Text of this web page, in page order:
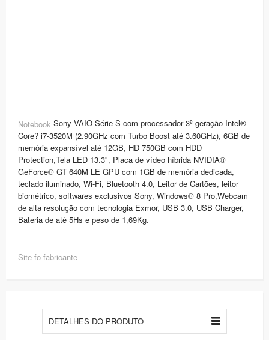
Notebook Sony VAIO Série S com processador 3º geração Intel®
Core? i7-3520M (2.90GHz com Turbo Boost até 3.60GHz), 6GB de
memória expansível até 12GB, HD 750GB com HDD
Protection,Tela LED 13.3", Placa de vídeo híbrida NVIDIA®
GeForce® GT 640M LE GPU com 1GB de memória dedicada,
teclado iluminado, Wi-Fi, Bluetooth 4.0, Leitor de Cartões, leitor
biométrico, softwares exclusivos Sony, Windows® 8 Pro,Webcam
de alta resolução com tecnologia Exmor, USB 3.0, USB Charger,
Bateria de até 5Hs e peso de 1,69Kg.
Site fo fabricante
DETALHES DO PRODUTO